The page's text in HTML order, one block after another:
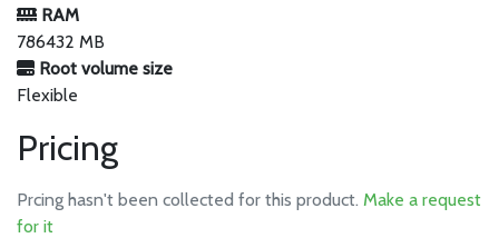
RAM
786432 MB
Root volume size
Flexible
Pricing
Prcing hasn't been collected for this product. Make a request
for it